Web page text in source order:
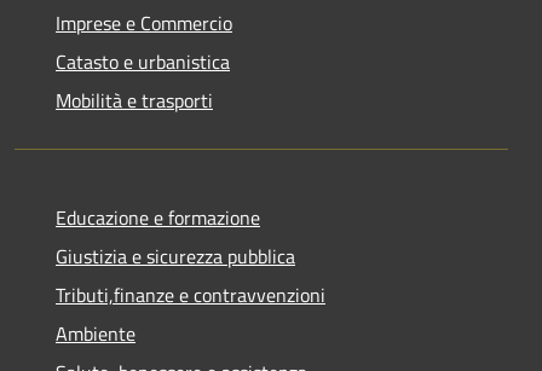
Imprese e Commercio
Catasto e urbanistica
Mobilità e trasporti
Educazione e formazione
Giustizia e sicurezza pubblica
Tributi,finanze e contravvenzioni
Ambiente